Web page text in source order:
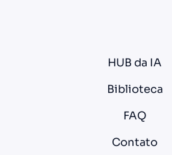
HUB da IA
Biblioteca
FAQ
Contato